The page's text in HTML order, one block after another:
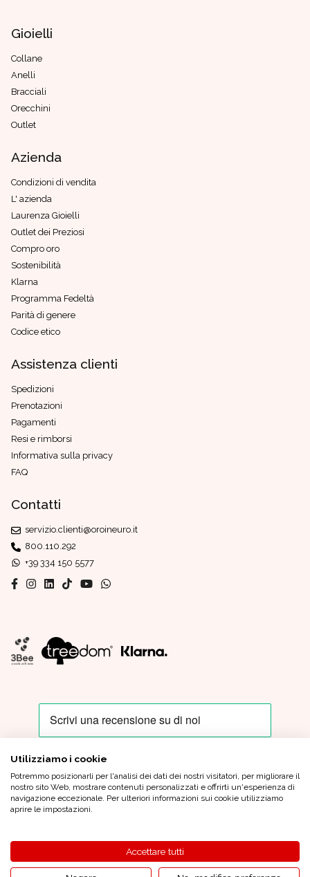
Gioielli
Collane
Anelli
Bracciali
Orecchini
Outlet
Azienda
Condizioni di vendita
L' azienda
Laurenza Gioielli
Outlet dei Preziosi
Compro oro
Sostenibilità
Klarna
Programma Fedeltà
Parità di genere
Codice etico
Assistenza clienti
Spedizioni
Prenotazioni
Pagamenti
Resi e rimborsi
Informativa sulla privacy
FAQ
Contatti
servizio.clienti@oroineuro.it
800.110.292
+39 334 150 5577
Oro In Euro Italia S.p.A. - Sede Legale: Piazza IV Novembre, 4 - 20124
Milano - Sede Operativa: Via XX Settembre, 6 - 21013 Gallarate (VA)
Tel. +39 0331 799 920
© 2026 Oro in Euro Tutti i diritti riservati
Utilizziamo i cookie
Potremmo posizionarli per l'analisi dei dati dei nostri visitatori, per migliorare il
nostro sito Web, mostrare contenuti personalizzati e offrirti un'esperienza di
navigazione eccezionale. Per ulteriori informazioni sui cookie utilizziamo
aprire le impostazioni.
Accettare tutti